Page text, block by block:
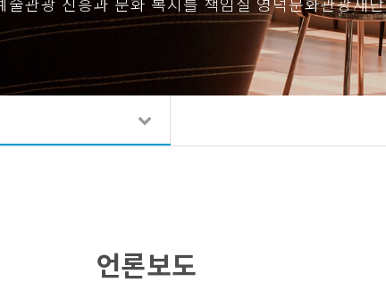
술관광 진흥과 문화 복지를 책임질 영덕문화관광재단
언론보도